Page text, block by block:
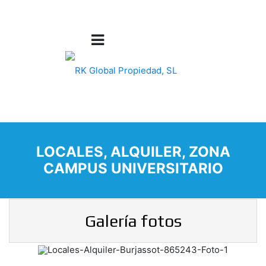
LOCALES, ALQUILER, ZONA
CAMPUS UNIVERSITARIO
Galería fotos